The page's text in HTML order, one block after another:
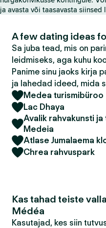
ja avasta või taasavasta siinsed
A few dating ideas
Sa juba tead, mis on
leidmiseks, aga kuhu
Panime sinu jaoks kirja
ja lahedad ideed, mida
Medea turismibüroo
Lac Dhaya
Avalik rahvakunsti
Medeia
Atlase Jumalaema
Chrea rahvuspark
Kas tahad teiste
Médéa
Kasutajad, kes siin